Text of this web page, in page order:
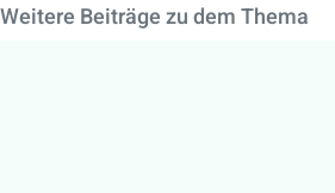
Weitere Beiträge zu dem Thema